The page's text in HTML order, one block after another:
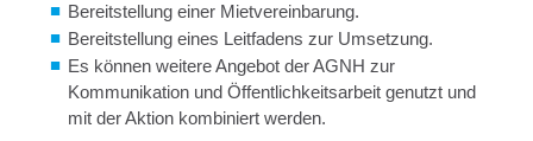
Bereitstellung einer Mietvereinbarung.
Bereitstellung eines Leitfadens zur Umsetzung.
Es können weitere Angebot der AGNH zur
Kommunikation und Öffentlichkeitsarbeit genutzt und
mit der Aktion kombiniert werden.